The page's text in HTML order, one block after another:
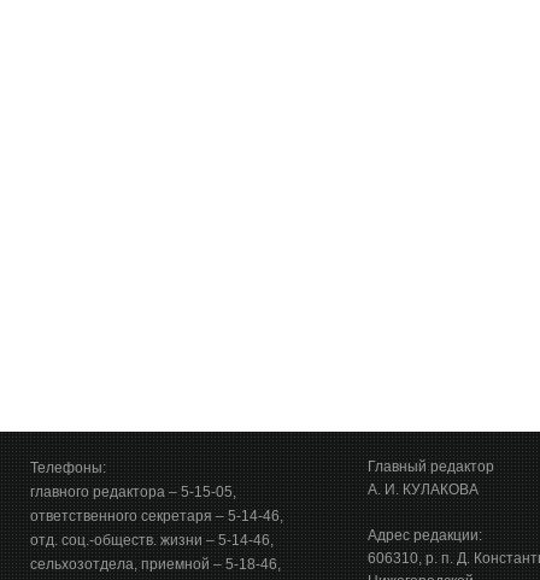
Телефоны:
главного редактора – 5-15-05,
ответственного секретаря – 5-14-46,
отд. соц.-обществ. жизни – 5-14-46,
сельхозотдела, приемной – 5-18-46,
Главный редактор
А. И. КУЛАКОВА
Адрес редакции:
606310, р. п. Д.